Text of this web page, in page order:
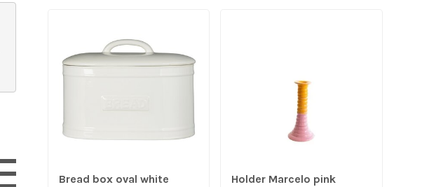
Bread box oval white
Holder Marcelo pink